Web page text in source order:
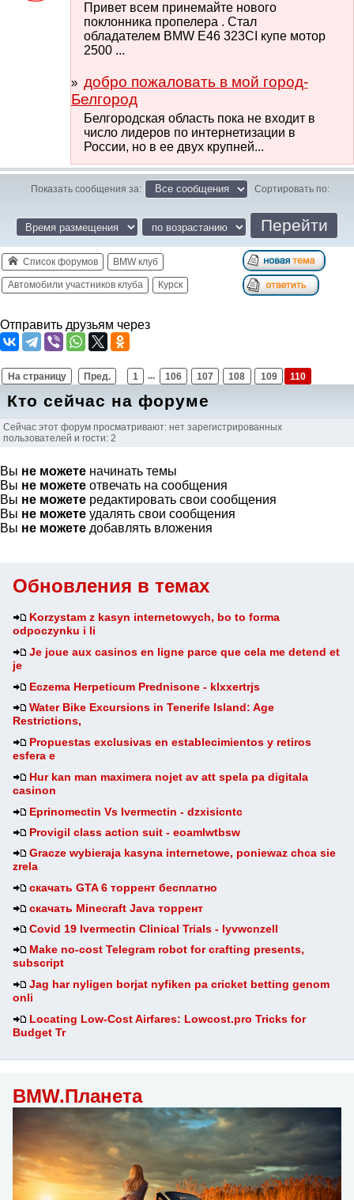
Обновления в темах
Korzystam z kasyn internetowych, bo to forma
odpoczynku i li
Je joue aux casinos en ligne parce que cela me detend et
je
Eczema Herpeticum Prednisone - klxxertrjs
Water Bike Excursions in Tenerife Island: Age
Restrictions,
Propuestas exclusivas en establecimientos y retiros
esfera e
Hur kan man maximera nojet av att spela pa digitala
casinon
Eprinomectin Vs Ivermectin - dzxisicntc
Provigil class action suit - eoamlwtbsw
Gracze wybieraja kasyna internetowe, poniewaz chca sie
zrela
скачать GTA 6 торрент бесплатно
скачать Minecraft Java торрент
Covid 19 Ivermectin Clinical Trials - lyvwcnzell
Make no-cost Telegram robot for crafting presents,
subscript
Jag har nyligen borjat nyfiken pa cricket betting genom
onli
Locating Low-Cost Airfares: Lowcost.pro Tricks for
Budget Tr
BMW.Планета
Привет всем принемайте нового
поклонника пропелера . Стал
обладателем BMW E46 323CI купе мотор
2500 ...
добро пожаловать в мой город-
Белгород
Белгородская область пока не входит в
число лидеров по интернетизации в
России, но в ее двух крупней...
Показать сообщения за: Сортировать по:
Список форумов BMW клуб
Автомобили участников клуба Курск
Отправить друзьям через
На страницу Пред. 1 ... 106 107 108 109 110
Кто сейчас на форуме
Сейчас этот форум просматривают: нет зарегистрированных
пользователей и гости: 2
Вы не можете начинать темы
Вы не можете отвечать на сообщения
Вы не можете редактировать свои сообщения
Вы не можете удалять свои сообщения
Вы не можете добавлять вложения